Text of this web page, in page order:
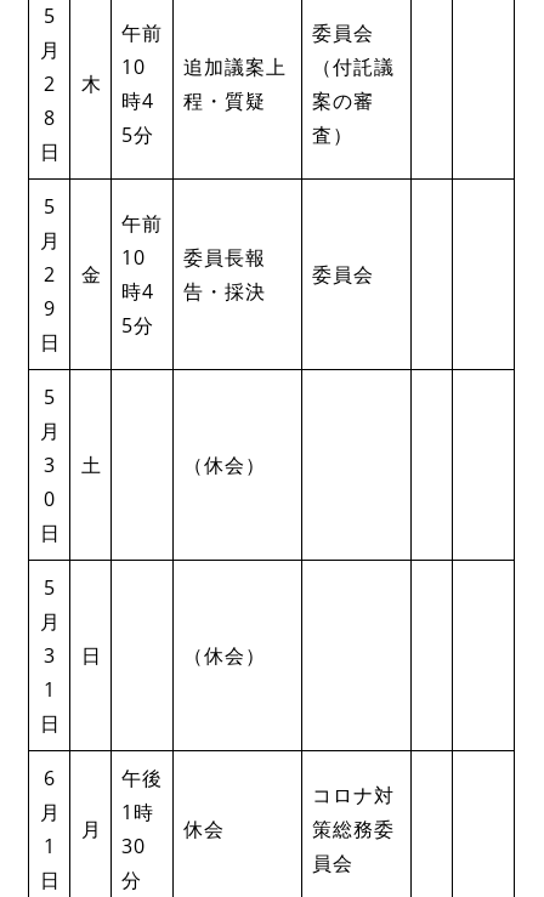
5
月
2
8
日
木
午前
10
時4
5分
追加議案上
程・質疑
委員会
（付託議
案の審
査）
5
月
2
9
日
金
午前
10
時4
5分
委員長報
告・採決
委員会
5
月
3
0
日
土 （休会）
5
月
3
1
日
日 （休会）
6
月
1
日
月
午後
1時
30
分
休会
コロナ対
策総務委
員会